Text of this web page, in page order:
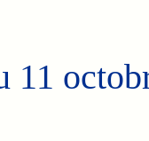
11